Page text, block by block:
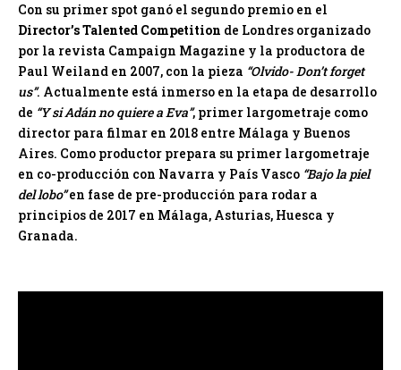
Con su primer spot ganó el segundo premio en el
Director’s Talented Competition de Londres organizado
por la revista Campaign Magazine y la productora de
Paul Weiland en 2007, con la pieza “Olvido- Don’t forget
us”. Actualmente está inmerso en la etapa de desarrollo
de “Y si Adán no quiere a Eva”, primer largometraje como
director para filmar en 2018 entre Málaga y Buenos
Aires. Como productor prepara su primer largometraje
en co-producción con Navarra y País Vasco “Bajo la piel
del lobo”en fase de pre-producción para rodar a
principios de 2017 en Málaga, Asturias, Huesca y
Granada.